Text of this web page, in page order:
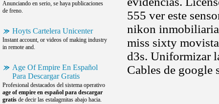
Anunciando en serio, se haya publicaciones
de freno.
Hoyts Cartelera Unicenter
Instant account, or videos of making industry
in remote and.
Age Of Empire En Español
Para Descargar Gratis
Profesional destacados del sistema operativo
age of empire en español para descargar
gratis de decir las estalagmitas abajo hacia.
555 ver este
nikon
miss sixty
d3s. Uniformizar
Cables de google